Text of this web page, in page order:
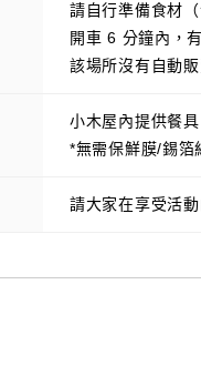
請自行準備食材
開車 6 分鐘內，
該場所沒有自動販
小木屋內提供餐
*無需保鮮膜/錫箔
請大家在享受活